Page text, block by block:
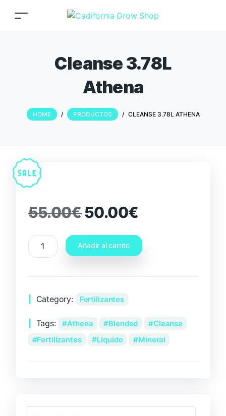
Cleanse 3.78L
Athena
HOME / PRODUCTOS / CLEANSE 3.78L ATHENA
55.00€50.00€
Añadir al carrito
Category: Fertilizantes
Tags: Athena Blended
Cleanse
Fertilizantes
Liquido Mineral